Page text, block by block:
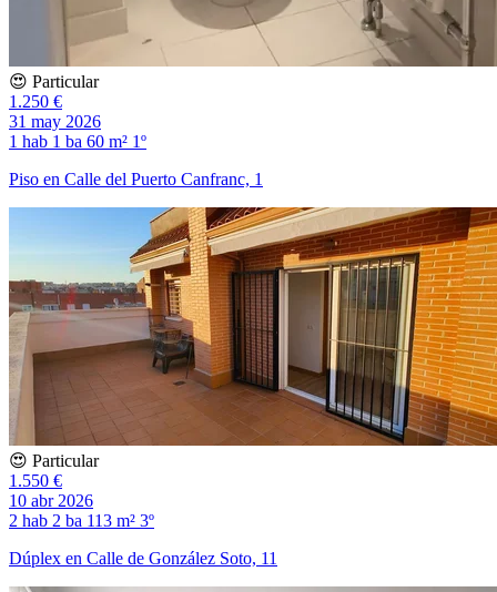
😍 Particular
1.250 €
31 may 2026
1 hab 1 ba 60 m² 1º
Piso en Calle del Puerto Canfranc, 1
😍 Particular
1.550 €
10 abr 2026
2 hab 2 ba 113 m² 3º
Dúplex en Calle de González Soto, 11